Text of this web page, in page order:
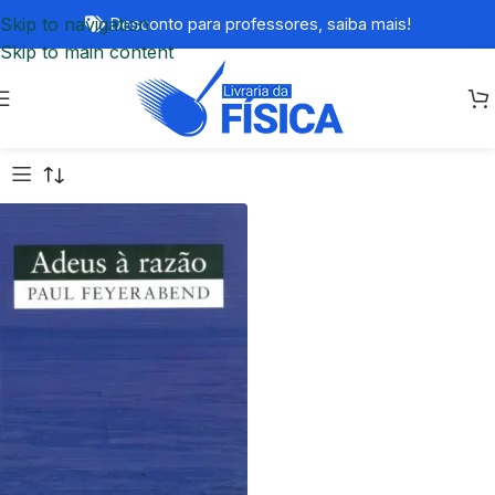
Skip to navigation
Skip to main content
Desconto para professores, saiba mais!